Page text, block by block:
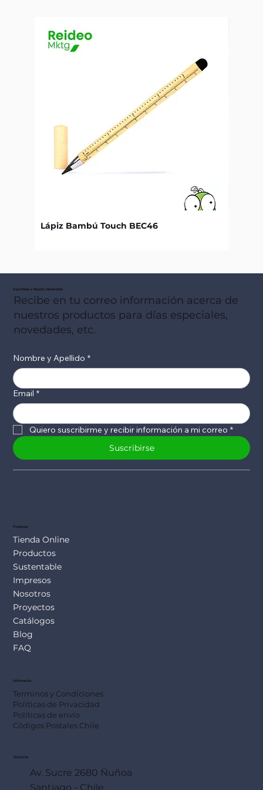
Lápiz Bambú Touch BEC46
Suscribete a Nuestro Newsletter
Recibe en tu correo información acerca de
nuestros productos para días especiales,
novedades, etc.
Nombre y Apellido *
Email *
Quiero suscribirme y recibir información a mi correo *
Suscribirse
Productos
Tienda Online
Productos
Sustentable
Impresos
Nosotros
Proyectos
Catálogos
Blog
FAQ
Información
Terminos y Condiciones
Políticas de Privacidad
Políticas de envío
Códigos Postales Chile
Dirección
Av. Sucre 2680 Ñuñoa
Santiago - Chile